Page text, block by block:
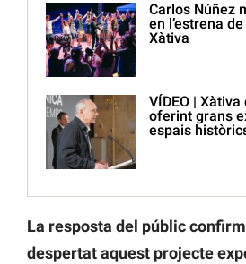
Carlos Núñez
en l’estrena
Xàtiva
VÍDEO |
oferint grans
espais
La resposta del públic
despertat aquest projecte